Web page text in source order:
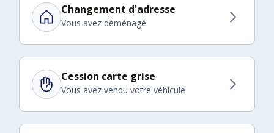
Changement d'adresse
Vous avez déménagé
Cession carte grise
Vous avez vendu votre véhicule